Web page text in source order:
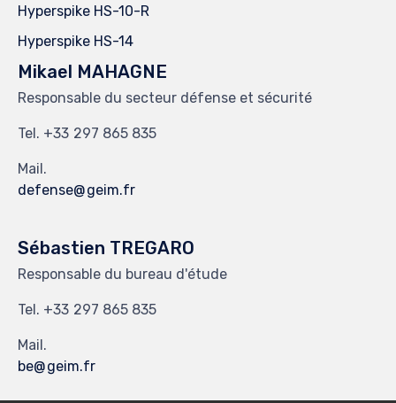
Hyperspike HS-10-R
Hyperspike HS-14
Mikael MAHAGNE
Responsable du secteur défense et sécurité
Tel. 297 865 835
Mail.
defense
geim.fr
Sébastien TREGARO
Responsable du bureau d'étude
Tel. 297 865 835
Mail.
be
geim.fr